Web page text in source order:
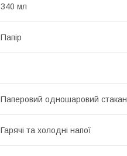
340 мл
Папір
Паперовий одношаровий стакан
Гарячі та холодні напої